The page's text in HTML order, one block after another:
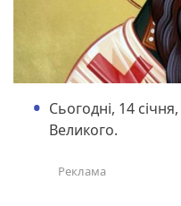
Сьогодні, 14
Великого.